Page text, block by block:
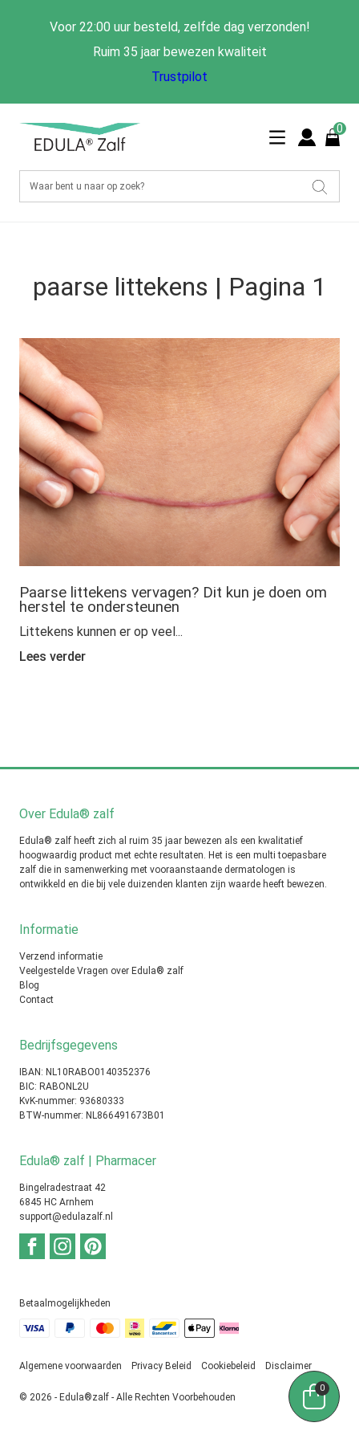
Voor 22:00 uur besteld, zelfde dag verzonden!
Ruim 35 jaar bewezen kwaliteit
Trustpilot
0
paarse littekens | Pagina 1
Paarse littekens vervagen? Dit kun je doen om
herstel te ondersteunen
Littekens kunnen er op veel...
Lees verder
Over Edula® zalf
Edula® zalf heeft zich al ruim 35 jaar bewezen als een kwalitatief
hoogwaardig product met echte resultaten. Het is een multi toepasbare
zalf die in samenwerking met vooraanstaande dermatologen is
ontwikkeld en die bij vele duizenden klanten zijn waarde heeft bewezen.
Informatie
Verzend informatie
Veelgestelde Vragen over Edula® zalf
Blog
Contact
Bedrijfsgegevens
IBAN: NL10RABO0140352376
BIC: RABONL2U
KvK-nummer: 93680333
BTW-nummer: NL866491673B01
Edula® zalf | Pharmacer
Bingelradestraat 42
6845 HC Arnhem
support@edulazalf.nl
Betaalmogelijkheden
© 2026 - Edula®zalf - Alle Rechten Voorbehouden
Algemene voorwaarden Privacy Beleid Cookiebeleid Disclaimer
0